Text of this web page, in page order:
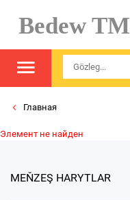
Bedew TM
Главная
Элемент не найден
MEŇZEŞ HARYTLAR